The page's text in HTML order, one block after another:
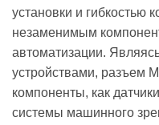
установки и гибкостью
незаменимым
автоматизации.
устройствами, разъем
компоненты, как
системы машинного